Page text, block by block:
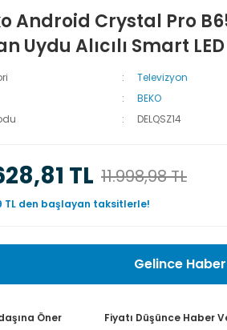
Android Crystal Pro
Uydu Alıcılı Smart
Televizyon
BEKO
DELQSZ14
TL 11.998,98 TL
TL den başlayan taksitlerle!
Gelince
Öner Fiyatı Düşünce Haber